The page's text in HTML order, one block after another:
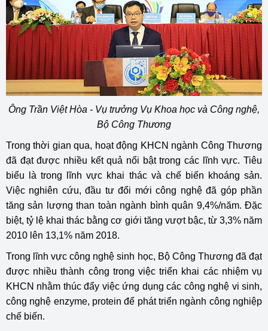
Ông Trần Việt Hòa - Vụ trưởng Vụ Khoa học và Công nghệ,
Bộ Công Thương
Trong thời gian qua, hoạt động KHCN ngành Công Thương
đã đạt được nhiều kết quả nổi bật trong các lĩnh vực. Tiêu
biểu là trong lĩnh vực khai thác và chế biến khoáng sản.
Việc nghiên cứu, đầu tư đổi mới công nghệ đã góp phần
tăng sản lượng than toàn ngành bình quân 9,4%/năm. Đặc
biệt, tỷ lệ khai thác bằng cơ giới tăng vượt bậc, từ 3,3% năm
2010 lên 13,1% năm 2018.
Trong lĩnh vực công nghệ sinh học, Bộ Công Thương đã đạt
được nhiều thành công trong việc triển khai các nhiệm vụ
KHCN nhằm thúc đẩy việc ứng dụng các công nghệ vi sinh,
công nghệ enzyme, protein để phát triển ngành công nghiệp
chế biến.